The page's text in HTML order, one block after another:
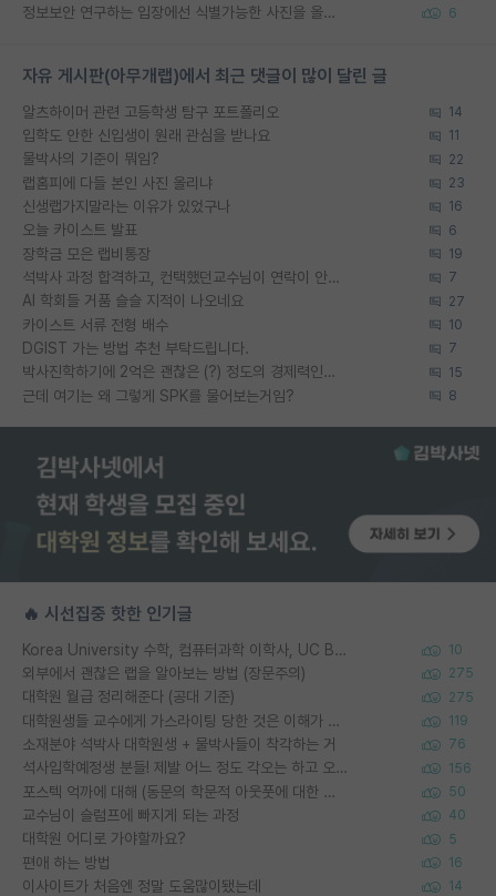
정보보안 연구하는 입장에선 식별가능한 사진을 올리는건 비추이긴함 6
자유 게시판(아무개랩)에서 최근 댓글이 많이 달린 글
알츠하이머 관련 고등학생 탐구 포트폴리오 14
입학도 안한 신입생이 원래 관심을 받나요 11
물박사의 기준이 뭐임? 22
랩홈피에 다들 본인 사진 올리냐 23
신생랩가지말라는 이유가 있었구나 16
오늘 카이스트 발표 6
장학금 모은 랩비통장 19
석박사 과정 합격하고, 컨택했던교수님이 연락이 안됩니다... 7
AI 학회들 거품 슬슬 지적이 나오네요 27
카이스트 서류 전형 배수 10
DGIST 가는 방법 추천 부탁드립니다. 7
박사진학하기에 2억은 괜찮은 (?) 정도의 경제력인가요 15
근데 여기는 왜 그렇게 SPK를 물어보는거임? 8
🔥 시선집중 핫한 인기글
Korea University 수학, 컴퓨터과학 이학사, UC Berkeley 산업공학 대학원 공학박사가 되는 것은 쉽지 않겠죠? 10
외부에서 괜찮은 랩을 알아보는 방법 (장문주의) 275
대학원 월급 정리해준다 (공대 기준) 275
대학원생들 교수에게 가스라이팅 당한 것은 이해가 갑니다. 안타깝네요. 119
소재분야 석박사 대학원생 + 물박사들이 착각하는 거 76
석사입학예정생 분들! 제발 어느 정도 각오는 하고 오세요. 156
포스텍 억까에 대해 (동문의 학문적 아웃풋에 대한 반박) 50
교수님이 슬럼프에 빠지게 되는 과정 40
대학원 어디로 가야할까요? 5
편애 하는 방법 16
이사이트가 처음엔 정말 도움많이됐는데 14